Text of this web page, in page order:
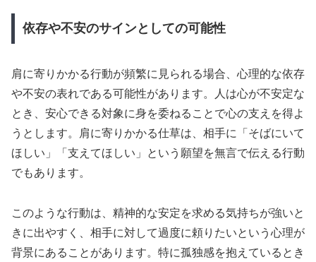
依存や不安のサインとしての可能性
肩に寄りかかる行動が頻繁に見られる場合、心理的な依存
や不安の表れである可能性があります。人は心が不安定な
とき、安心できる対象に身を委ねることで心の支えを得よ
うとします。肩に寄りかかる仕草は、相手に「そばにいて
ほしい」「支えてほしい」という願望を無言で伝える行動
でもあります。
このような行動は、精神的な安定を求める気持ちが強いと
きに出やすく、相手に対して過度に頼りたいという心理が
背景にあることがあります。特に孤独感を抱えているとき